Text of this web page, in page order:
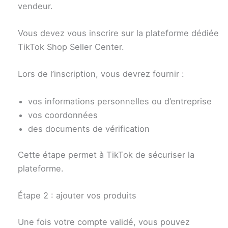
vendeur.
Vous devez vous inscrire sur la plateforme dédiée
TikTok Shop Seller Center.
Lors de l’inscription, vous devrez fournir :
vos informations personnelles ou d’entreprise
vos coordonnées
des documents de vérification
Cette étape permet à TikTok de sécuriser la
plateforme.
Étape 2 : ajouter vos produits
Une fois votre compte validé, vous pouvez